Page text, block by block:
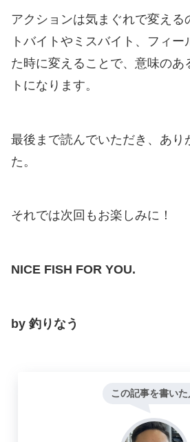
アクションは気まぐれで変える
トバイトやミスバイト、フィ
た時に変えることで、意味のあ
トになります。
最後まで読んでいただき、あり
た。
それでは次回もお楽しみに！
NICE FISH FOR YOU.
by 釣りなう
この記事を書いた